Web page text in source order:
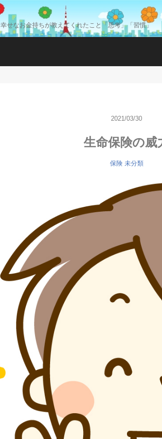
幸せなお金持ちが教えてくれたこと「思考」「習慣」
2021/03/30
生命保険の威
保険 未分類